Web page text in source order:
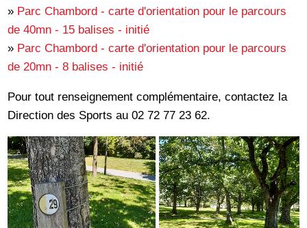
» Parc Chambord - carte d'orientation pour le parcours
de 40mn - 15 balises - initié
» Parc Chambord - carte d'orientation pour le parcours
de 20mn - 8 balises - initié
Pour tout renseignement complémentaire, contactez la
Direction des Sports au 02 72 77 23 62.